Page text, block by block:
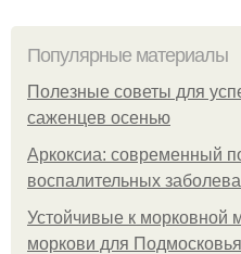
Популярные материалы
Полезные советы для
саженцев осенью
Аркоксиа: современный
воспалительных
Устойчивые к морковной
моркови для Подмосковья